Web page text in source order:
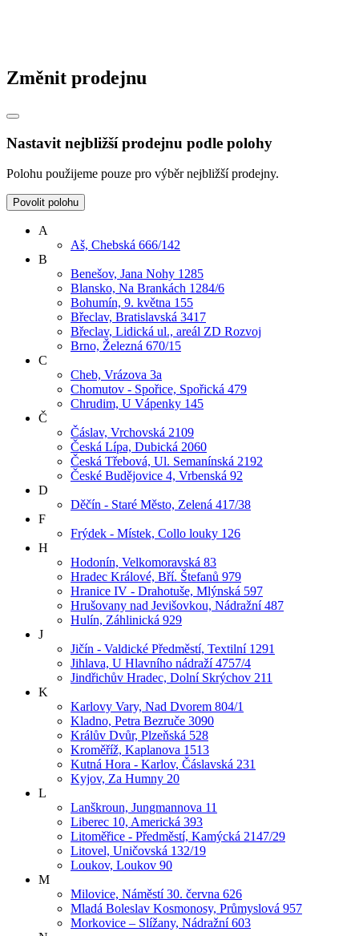
Změnit prodejnu
Nastavit nejbližší prodejnu podle polohy
Polohu použijeme pouze pro výběr nejbližší prodejny.
Povolit polohu
A
Aš, Chebská 666/142
B
Benešov, Jana Nohy 1285
Blansko, Na Brankách 1284/6
Bohumín, 9. května 155
Břeclav, Bratislavská 3417
Břeclav, Lidická ul., areál ZD Rozvoj
Brno, Železná 670/15
C
Cheb, Vrázova 3a
Chomutov - Spořice, Spořická 479
Chrudim, U Vápenky 145
Č
Čáslav, Vrchovská 2109
Česká Lípa, Dubická 2060
Česká Třebová, Ul. Semanínská 2192
České Budějovice 4, Vrbenská 92
D
Děčín - Staré Město, Zelená 417/38
F
Frýdek - Místek, Collo louky 126
H
Hodonín, Velkomoravská 83
Hradec Králové, Bří. Štefanů 979
Hranice IV - Drahotuše, Mlýnská 597
Hrušovany nad Jevišovkou, Nádražní 487
Hulín, Záhlinická 929
J
Jičín - Valdické Předměstí, Textilní 1291
Jihlava, U Hlavního nádraží 4757/4
Jindřichův Hradec, Dolní Skrýchov 211
K
Karlovy Vary, Nad Dvorem 804/1
Kladno, Petra Bezruče 3090
Králův Dvůr, Plzeňská 528
Kroměříž, Kaplanova 1513
Kutná Hora - Karlov, Čáslavská 231
Kyjov, Za Humny 20
L
Lanškroun, Jungmannova 11
Liberec 10, Americká 393
Litoměřice - Předměstí, Kamýcká 2147/29
Litovel, Uničovská 132/19
Loukov, Loukov 90
M
Milovice, Náměstí 30. června 626
Mladá Boleslav Kosmonosy, Průmyslová 957
Morkovice – Slížany, Nádražní 603